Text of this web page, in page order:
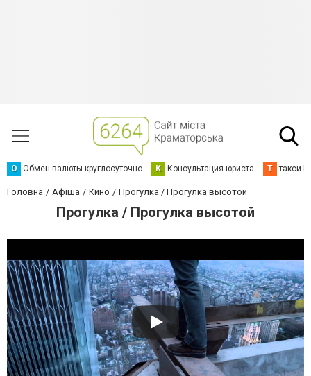
О Обмен валюты круглосуточно К Консультация юриста Т такси
Головна Афіша Кино Прогулка / Прогулка высотой
Прогулка / Прогулка высотой